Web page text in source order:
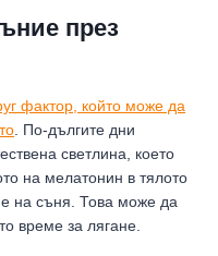
през
фактор, който може да
. По-дългите дни
светлина, което
на мелатонин в тялото
на съня. Това може да
време за лягане.